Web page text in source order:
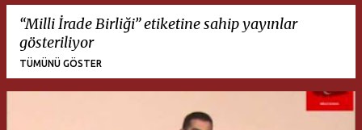
Milli İrade Birliği etiketine sahip yayınlar
gösteriliyor
TÜMÜNÜ GÖSTER